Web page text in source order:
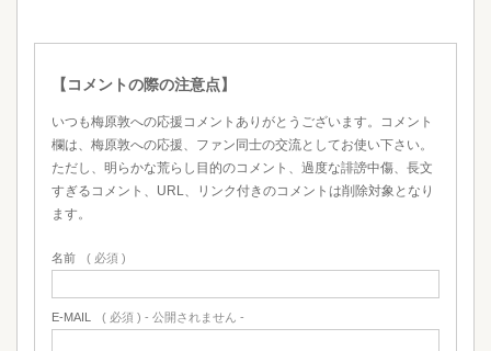
【コメントの際の注意点】
いつも梅原敦への応援コメントありがとうございます。コメント
欄は、梅原敦への応援、ファン同士の交流としてお使い下さい。
ただし、明らかな荒らし目的のコメント、過度な誹謗中傷、長文
すぎるコメント、URL、リンク付きのコメントは削除対象となり
ます。
名前 ( 必須 )
E-MAIL ( 必須 ) - 公開されません -